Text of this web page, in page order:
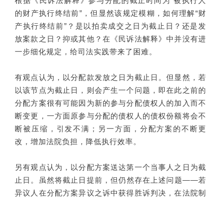
的财产执行终结前”，但显然该规定模糊，如何理解“财
产执行终结前”？是以拍卖成交之日为截止日？还是发
放案款之日？抑或其他？在《民诉法解释》中并没有进
一步细化规定，给司法实践带来了困难。
有观点认为，以分配款发放之日为截止日。但显然，若
以该节点为截止日，则会产生一个问题，即在此之前的
分配方案很有可能因为新的参与分配债权人的加入而不
断变更，一方面原参与分配的债权人的债权份额将会不
断被压缩，引发不满；另一方面，分配方案的不断更
改，增加法院负担，降低执行效率。
另有观点认为，以分配方案送达第一个当事人之日为截
止日。虽然将截止日提前，但仍然存在上述问题——若
异议人在分配方案异议之诉中获得胜诉判决，在法院制